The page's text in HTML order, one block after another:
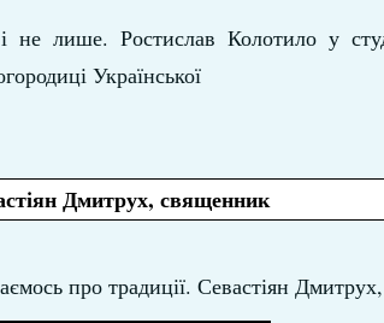
не лише. Ростислав Колотило у
Української
Дмитрух, священник
про традиції. Севастіян